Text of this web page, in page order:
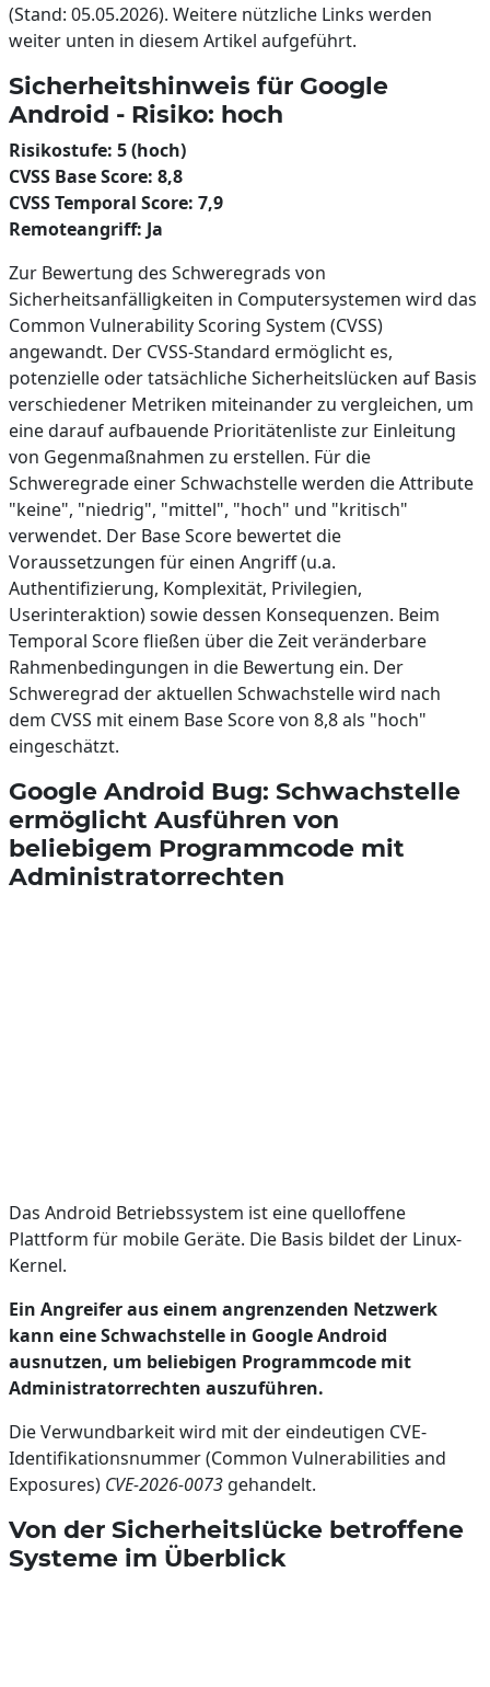
(Stand: 05.05.2026). Weitere nützliche Links werden
weiter unten in diesem Artikel aufgeführt.
Sicherheitshinweis für Google
Android - Risiko: hoch
Risikostufe: 5 (hoch)
CVSS Base Score: 8,8
CVSS Temporal Score: 7,9
Remoteangriff: Ja
Zur Bewertung des Schweregrads von
Sicherheitsanfälligkeiten in Computersystemen wird das
Common Vulnerability Scoring System (CVSS)
angewandt. Der CVSS-Standard ermöglicht es,
potenzielle oder tatsächliche Sicherheitslücken auf Basis
verschiedener Metriken miteinander zu vergleichen, um
eine darauf aufbauende Prioritätenliste zur Einleitung
von Gegenmaßnahmen zu erstellen. Für die
Schweregrade einer Schwachstelle werden die Attribute
"keine", "niedrig", "mittel", "hoch" und "kritisch"
verwendet. Der Base Score bewertet die
Voraussetzungen für einen Angriff (u.a.
Authentifizierung, Komplexität, Privilegien,
Userinteraktion) sowie dessen Konsequenzen. Beim
Temporal Score fließen über die Zeit veränderbare
Rahmenbedingungen in die Bewertung ein. Der
Schweregrad der aktuellen Schwachstelle wird nach
dem CVSS mit einem Base Score von 8,8 als "hoch"
eingeschätzt.
Google Android Bug: Schwachstelle
ermöglicht Ausführen von
beliebigem Programmcode mit
Administratorrechten
Das Android Betriebssystem ist eine quelloffene
Plattform für mobile Geräte. Die Basis bildet der Linux-
Kernel.
Ein Angreifer aus einem angrenzenden Netzwerk
kann eine Schwachstelle in Google Android
ausnutzen, um beliebigen Programmcode mit
Administratorrechten auszuführen.
Die Verwundbarkeit wird mit der eindeutigen CVE-
Identifikationsnummer (Common Vulnerabilities and
Exposures) CVE-2026-0073 gehandelt.
Von der Sicherheitslücke betroffene
Systeme im Überblick